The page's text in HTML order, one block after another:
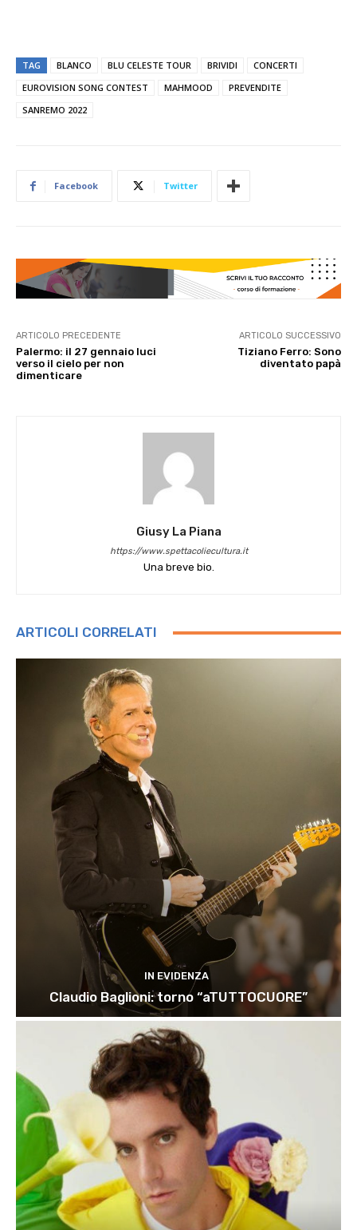
TAG BLANCO BLU CELESTE TOUR BRIVIDI
CONCERTI
EUROVISION SONG CONTEST
MAHMOOD
PREVENDITE
SANREMO 2022
Facebook Twitter
ARTICOLO PRECEDENTE
Palermo: il 27 gennaio luci
verso il cielo per non
dimenticare
ARTICOLO SUCCESSIVO
Tiziano Ferro: Sono
diventato papà
Giusy La Piana
https://www.spettacoliecultura.it
Una breve bio.
ARTICOLI CORRELATI
IN EVIDENZA
Claudio Baglioni: torno “aTUTTOCUORE”